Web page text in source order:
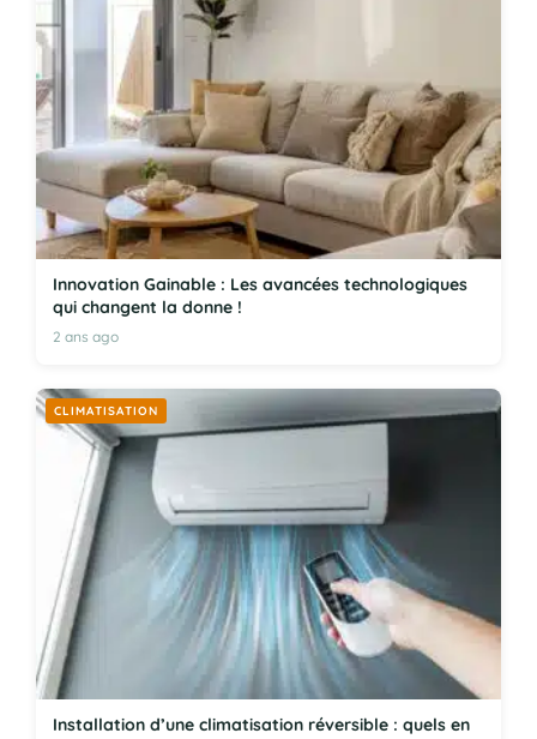
Innovation Gainable : Les avancées technologiques
qui changent la donne !
2 ans ago
CLIMATISATION
Installation d’une climatisation réversible : quels en